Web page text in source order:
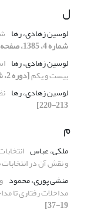
ل
لوسین زهادی، رها
شماره 4، 1385، صفحه 250-264]
لوسین زهادی، رها
بیست و یکم[دوره 2، شماره 1، 1384، صفحه 173-186]
لوسین زهادی، رها
213-220]
م
ملکی، عباس
و نقش آن در
منشی پوری، محمود
مداخلات رفتاری تا
19-37]